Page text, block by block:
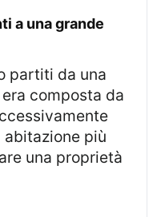
composta da
abitazione più
una proprietà